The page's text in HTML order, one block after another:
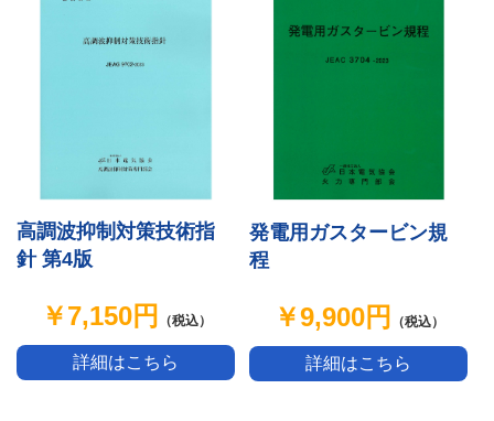
高調波抑制対策技術指
針 第4版
￥7,150円 （税込）
詳細はこちら
発電用ガスタービン規
程
￥9,900円 （税込）
詳細はこちら